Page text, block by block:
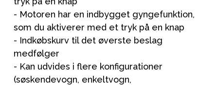
- Motoren har en indbygget gyngefunktion,
som du aktiverer med et tryk på en knap
- Indkøbskurv til det øverste beslag
medfølger
- Kan udvides i flere konfigurationer
(søskendevogn, enkeltvogn,